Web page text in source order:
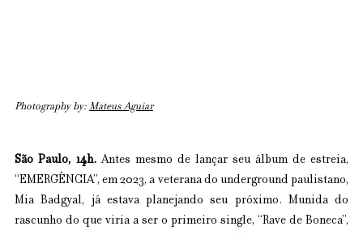
Photography by: Mateus Aguiar
São Paulo, 14h. Antes mesmo de lançar seu álbum de estreia,
“EMERGÊNCIA”, em 2023, a veterana do underground paulistano,
Mia Badgyal, já estava planejando seu próximo. Munida do
rascunho do que viria a ser o primeiro single, “Rave de Boneca”,